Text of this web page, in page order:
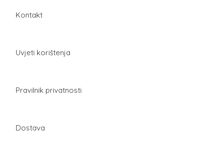
Kontakt
Uvjeti korištenja
Pravilnik privatnosti
Dostava